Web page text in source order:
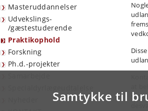
Samtykke til
Masteruddannelser
Udvekslings-
/gæstestuderende
Praktikophold
Forskning
Ph.d.-projekter